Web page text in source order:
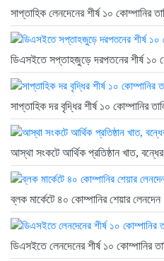
সাপ্তাহিক লেনদেনের শীর্ষ ১০ কোম্পানির
ডিএসইতে সপ্তাহজুড়ে দরপতনের শীর্ষ ১০
সাপ্তাহিক দর বৃদ্ধির শীর্ষ ১০ কোম্পানির
আস্থা সংকটে আর্থিক প্রতিষ্ঠান খাত,
ব্লক মার্কেটে ৪০ কোম্পানির শেয়ার লেনদেন
ডিএসইতে লেনদেনের শীর্ষ ১০ কোম্পানির